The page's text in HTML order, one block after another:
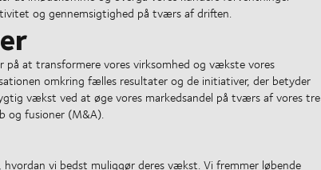
og gennemsigtighed på tværs af driften.
på at transformere vores virksomhed og vækste vores
omkring fælles resultater og de initiativer, der betyder
vækst ved at øge vores markedsandel på tværs af vores tre
og fusioner (M&A).
vi bedst muliggør deres vækst. Vi fremmer løbende